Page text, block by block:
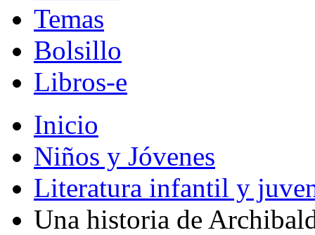
Temas
Bolsillo
Libros-e
Inicio
Niños y Jóvenes
Literatura infantil y
Una historia de